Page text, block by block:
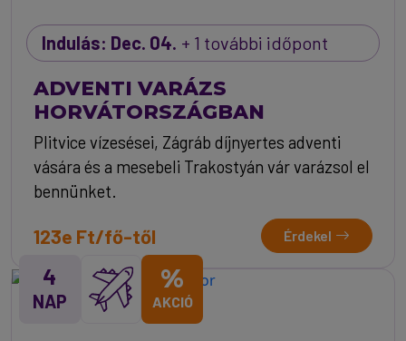
Indulás: Dec. 04. + 1 további időpont
ADVENTI VARÁZS
HORVÁTORSZÁGBAN
Plitvice vízesései, Zágráb díjnyertes adventi
vására és a mesebeli Trakostyán vár varázsol el
bennünket.
123e Ft/fő-től Érdekel
4
NAP
%
AKCIÓ